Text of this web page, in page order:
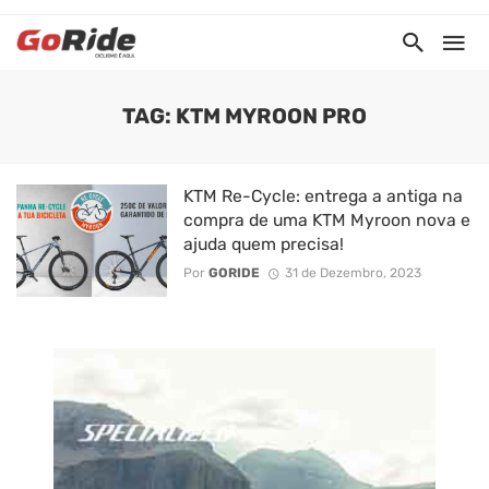
TAG: KTM MYROON PRO
KTM Re-Cycle: entrega a antiga na
compra de uma KTM Myroon nova e
ajuda quem precisa!
Por GORIDE 31 de Dezembro, 2023